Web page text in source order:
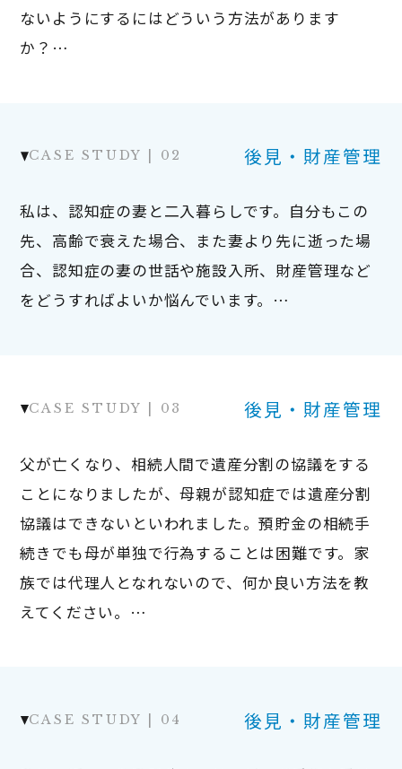
ないようにするにはどういう方法があります
か？…
後見・財産管理
私は、認知症の妻と二入暮らしです。自分もこの
先、高齢で衰えた場合、また妻より先に逝った場
合、認知症の妻の世話や施設入所、財産管理など
をどうすればよいか悩んでいます。…
後見・財産管理
父が亡くなり、相続人間で遺産分割の協議をする
ことになりましたが、母親が認知症では遺産分割
協議はできないといわれました。預貯金の相続手
続きでも母が単独で行為することは困難です。家
族では代理人となれないので、何か良い方法を教
えてください。…
後見・財産管理